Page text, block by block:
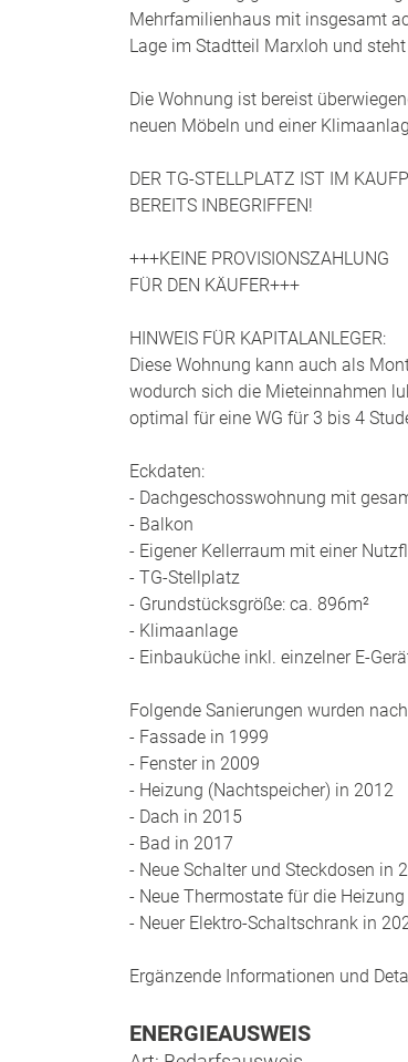
Mehrfamilienhaus mit insgesamt
Lage im Stadtteil Marxloh und
Die Wohnung ist bereist
neuen Möbeln und einer
DER TG-STELLPLATZ IST IM
BEREITS INBEGRIFFEN!
+++KEINE PROVISIONSZAHLUNG
FÜR DEN KÄUFER+++
HINWEIS FÜR KAPITALANLEGER:
Diese Wohnung kann auch als
wodurch sich die Mieteinnahmen
optimal für eine WG für 3 bis 4
Eckdaten:
- Dachgeschosswohnung mit
- Balkon
- Eigener Kellerraum mit einer
- TG-Stellplatz
- Grundstücksgröße: ca. 896m²
- Klimaanlage
- Einbauküche inkl. einzelner E-
Folgende Sanierungen wurden
- Fassade in 1999
- Fenster in 2009
- Heizung (Nachtspeicher) in 2012
- Dach in 2015
- Bad in 2017
- Neue Schalter und Steckdosen in
- Neue Thermostate für die
- Neuer Elektro-Schaltschrank in
Ergänzende Informationen und
ENERGIEAUSWEIS